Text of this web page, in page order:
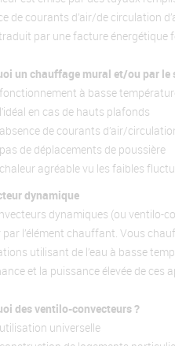
de courants d’air/de circulation
par une facture énergétique
un chauffage mural et/ou par le
fonctionnement à basse
l’idéal en cas de hauts plafonds
absence de courants d’air/
pas de déplacements de poussière
chaleur agréable vu les faibles
dynamique
dynamiques (ou ventilo-
par l’élément chauffant. Vous
utilisant de l’eau à basse
et la puissance élevée de
des ventilo-convecteurs ?
utilisation universelle